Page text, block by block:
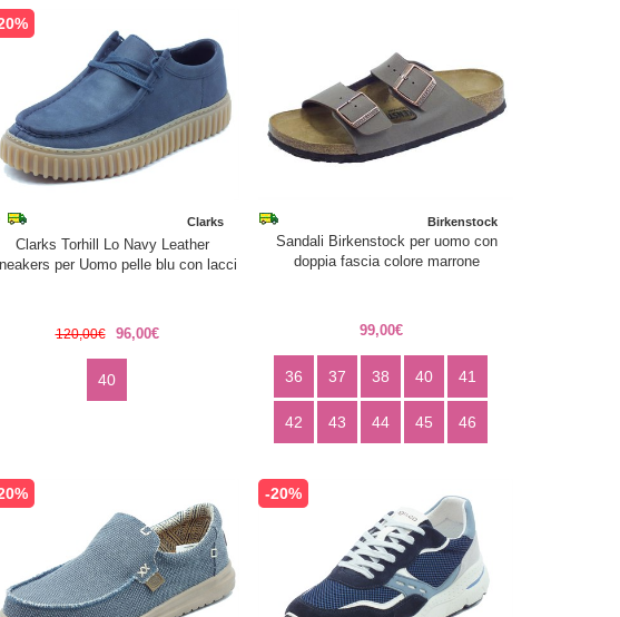
Clarks
Clarks Torhill Lo Navy Leather
per Uomo pelle blu con lacci
120,00€ 96,00€
40
Birkenstock
Sandali Birkenstock per uomo con
doppia fascia colore marrone
99,00€
36 37 38 40 41
42 43 44 45 46
-20%